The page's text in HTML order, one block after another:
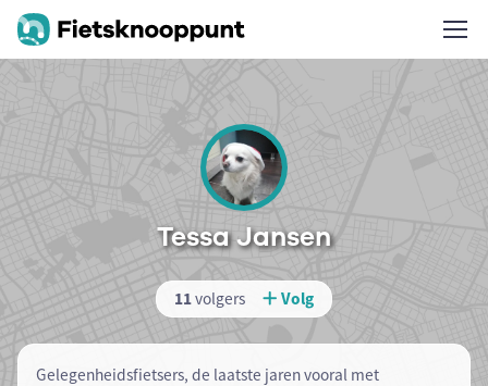
Tessa Jansen
11volgers Volg
Gelegenheidsfietsers, de laatste jaren vooral met